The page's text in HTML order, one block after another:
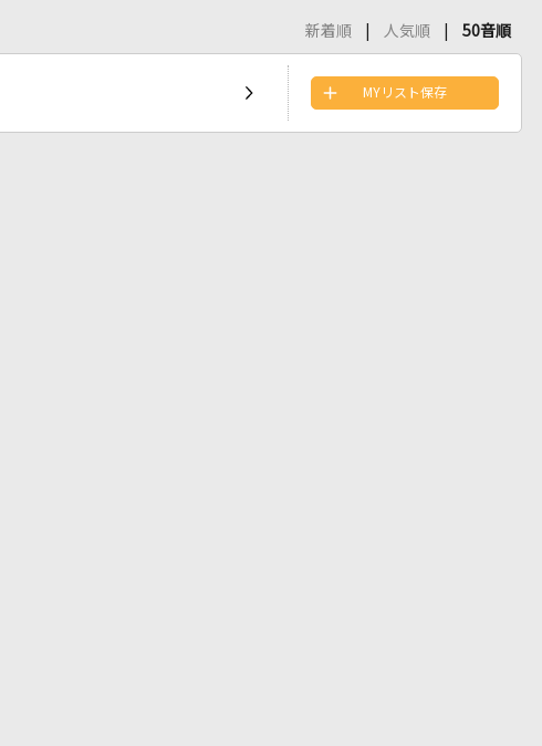
新着順
人気順 50音順
MYリスト保存